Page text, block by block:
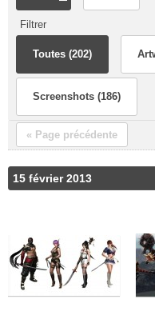
Filtrer
Toutes (202)
Screenshots (186)
« Page précédente
15 février 2013